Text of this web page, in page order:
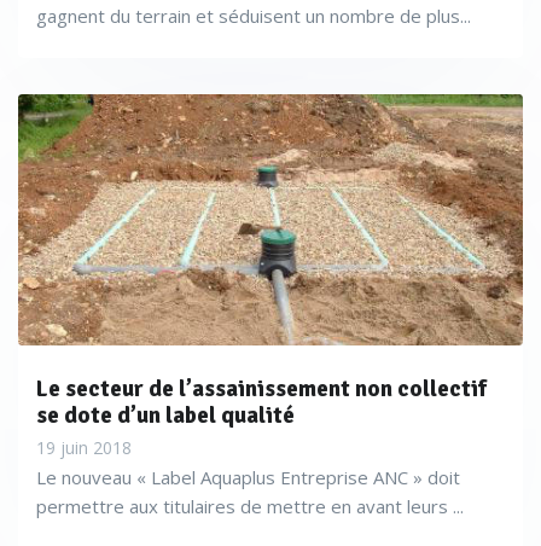
gagnent du terrain et séduisent un nombre de plus...
Le secteur de l’assainissement non collectif
se dote d’un label qualité
19 juin 2018
Le nouveau « Label Aquaplus Entreprise ANC » doit
permettre aux titulaires de mettre en avant leurs ...